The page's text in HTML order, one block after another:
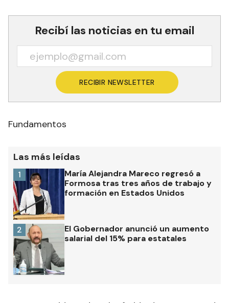
Recibí las noticias en tu email
RECIBIR NEWSLETTER
Fundamentos
Las más leídas
María Alejandra Mareco regresó a
Formosa tras tres años de trabajo y
formación en Estados Unidos
1
El Gobernador anunció un aumento
salarial del 15% para estatales
2